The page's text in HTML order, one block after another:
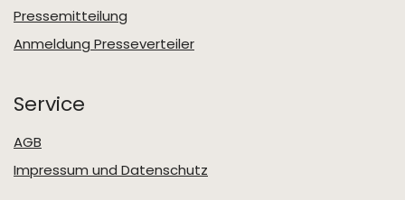
Pressemitteilung
Anmeldung Presseverteiler
Service
AGB
Impressum und Datenschutz